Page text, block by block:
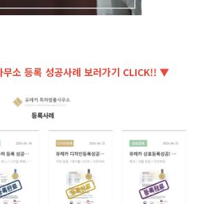
소 등록 성공사례 보러가기 CLICK!! ▼